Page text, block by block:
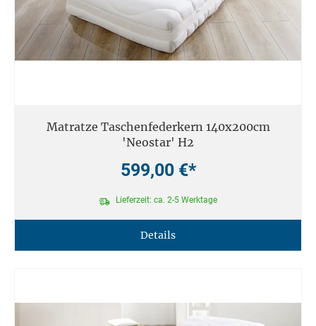
Matratze Taschenfederkern 140x200cm
'Neostar' H2
599,00 €*
Lieferzeit: ca. 2-5 Werktage
Details